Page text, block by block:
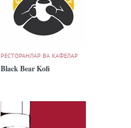
РЕСТОРАНЛАР ВА КАФЕЛАР
Black Bear Kofi